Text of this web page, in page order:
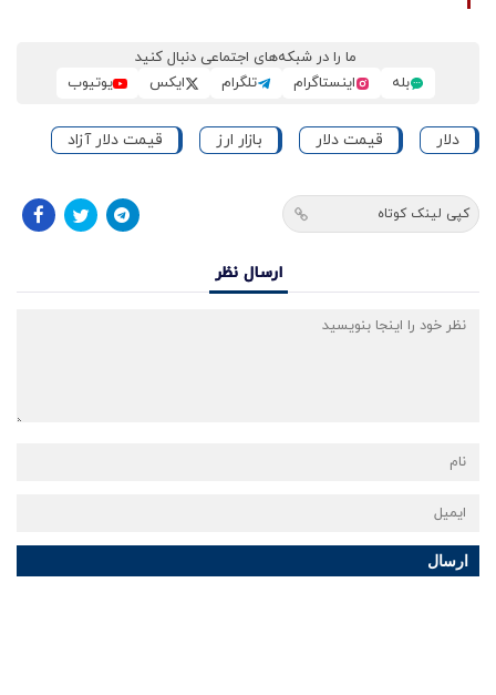
ما را در شبکه‌های اجتماعی دنبال کنید
بله
اینستاگرام تلگرام ایکس یوتیوب
دلار قیمت دلار بازار ارز قیمت دلار آزاد
کپی لینک کوتاه
ارسال نظر
ارسال